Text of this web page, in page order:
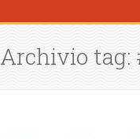
Archivio tag: